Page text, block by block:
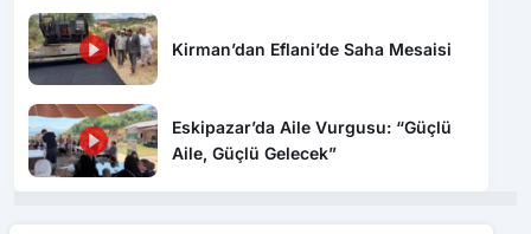
Kirman’dan Eflani’de Saha Mesaisi
Eskipazar’da Aile Vurgusu: “Güçlü
Aile, Güçlü Gelecek”